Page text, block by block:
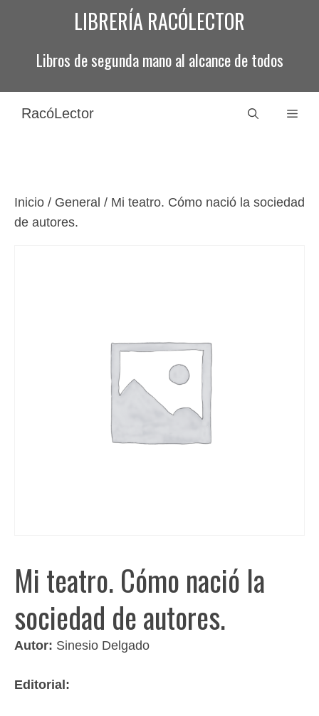
LIBRERÍA RACÓLECTOR
Libros de segunda mano al alcance de todos
RacóLector
Inicio / General / Mi teatro. Cómo nació la sociedad
de autores.
Mi teatro. Cómo nació la
sociedad de autores.
Autor: Sinesio Delgado
Editorial: